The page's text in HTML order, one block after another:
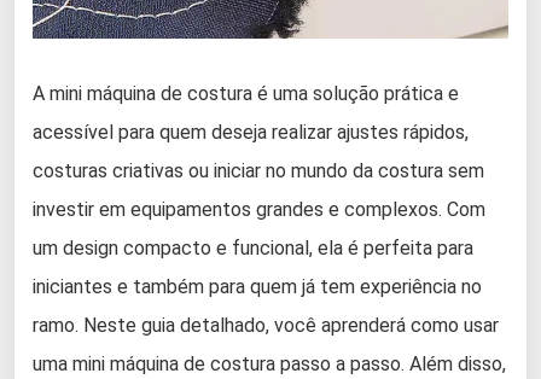
A mini máquina de costura é uma solução prática e
acessível para quem deseja realizar ajustes rápidos,
costuras criativas ou iniciar no mundo da costura sem
investir em equipamentos grandes e complexos. Com
um design compacto e funcional, ela é perfeita para
iniciantes e também para quem já tem experiência no
ramo. Neste guia detalhado, você aprenderá como usar
uma mini máquina de costura passo a passo. Além disso,